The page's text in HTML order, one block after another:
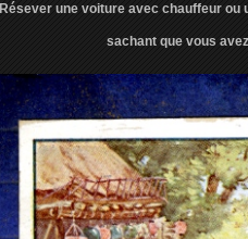
Résever une voiture avec chauffeur ou
sachant que vous